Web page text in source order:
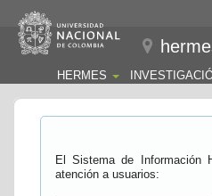
HERMES
El Sistema de Información
atención a usuarios: